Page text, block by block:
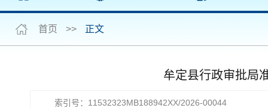
首页 >> 正文
牟定县行政审批局
索引号：11532323MB188942XX/2026-00044